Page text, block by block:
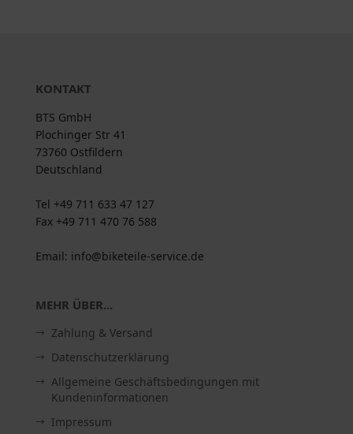
KONTAKT
BTS GmbH
Plochinger Str 41
73760 Ostfildern
Deutschland
Tel +49 711 633 47 127
Fax +49 711 470 76 588
Email: info@biketeile-service.de
MEHR ÜBER...
Zahlung & Versand
Datenschutzerklärung
Allgemeine Geschäftsbedingungen mit
Kundeninformationen
Impressum